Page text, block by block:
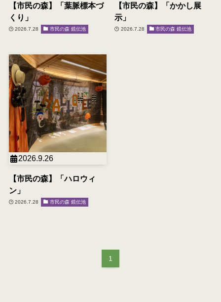
【市民の森】「葉脈標本づ
くり」
2026.7.28 市民の森 鏡伝池
【市民の森】「かかし展
示」
2026.7.28 市民の森 鏡伝池
2026.9.26
【市民の森】「ハロウィ
ン」
2026.7.28 市民の森 鏡伝池
1